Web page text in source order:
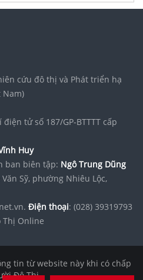
cứu đô thị và Phát triển hạ
Nam)
tử số 187/GP-BTTTT cấp
Huy
ban biên tập: Ngô Trung Dũng
Văn Sỹ, phường Nhiêu Lộc,
Điện thoại: (028) 39319793
Online
tin từ website này khi có chấp
Đô Thị.